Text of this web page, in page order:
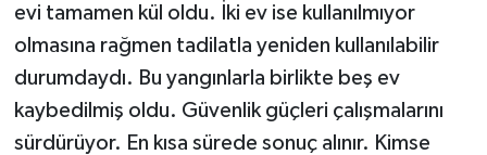
evi tamamen kül oldu. İki ev ise kullanılmıyor
olmasına rağmen tadilatla yeniden kullanılabilir
durumdaydı. Bu yangınlarla birlikte beş ev
kaybedilmiş oldu. Güvenlik güçleri çalışmalarını
sürdürüyor. En kısa sürede sonuç alınır. Kimse